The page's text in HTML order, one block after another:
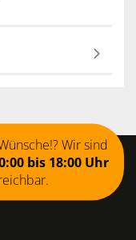
Wir sind
bis 18:00 Uhr